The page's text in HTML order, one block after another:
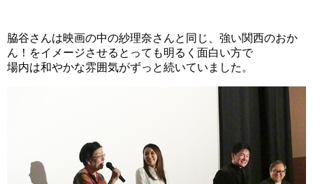
脇谷さんは映画の中の紗理奈さんと同じ、強い関西のおか
ん！をイメージさせるとっても明るく面白い方で
場内は和やかな雰囲気がずっと続いていました。